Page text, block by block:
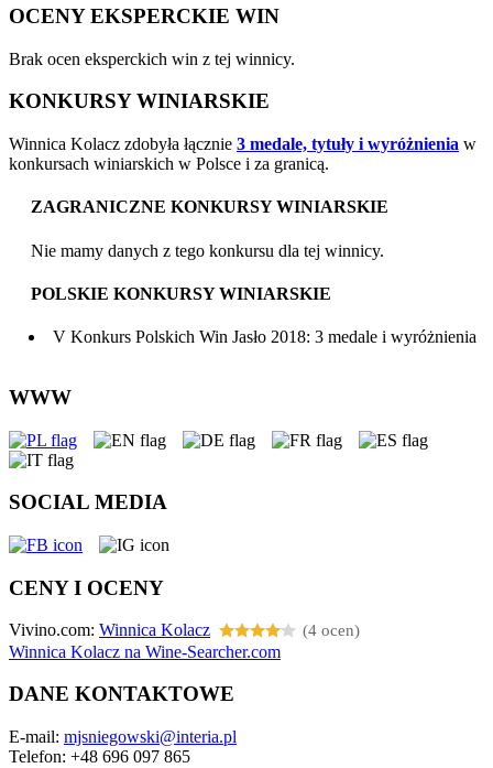
OCENY EKSPERCKIE WIN
Brak ocen eksperckich win z tej winnicy.
KONKURSY WINIARSKIE
Winnica Kolacz zdobyła łącznie 3 medale, tytuły i wyróżnienia w
konkursach winiarskich w Polsce i za granicą.
ZAGRANICZNE KONKURSY WINIARSKIE
Nie mamy danych z tego konkursu dla tej winnicy.
POLSKIE KONKURSY WINIARSKIE
V Konkurs Polskich Win Jasło 2018: 3 medale i wyróżnienia
WWW
SOCIAL MEDIA
CENY I OCENY
Vivino.com: Winnica Kolacz
(4 ocen)
Winnica Kolacz na Wine-Searcher.com
DANE KONTAKTOWE
E-mail: mjsniegowski@interia.pl
Telefon: +48 696 097 865